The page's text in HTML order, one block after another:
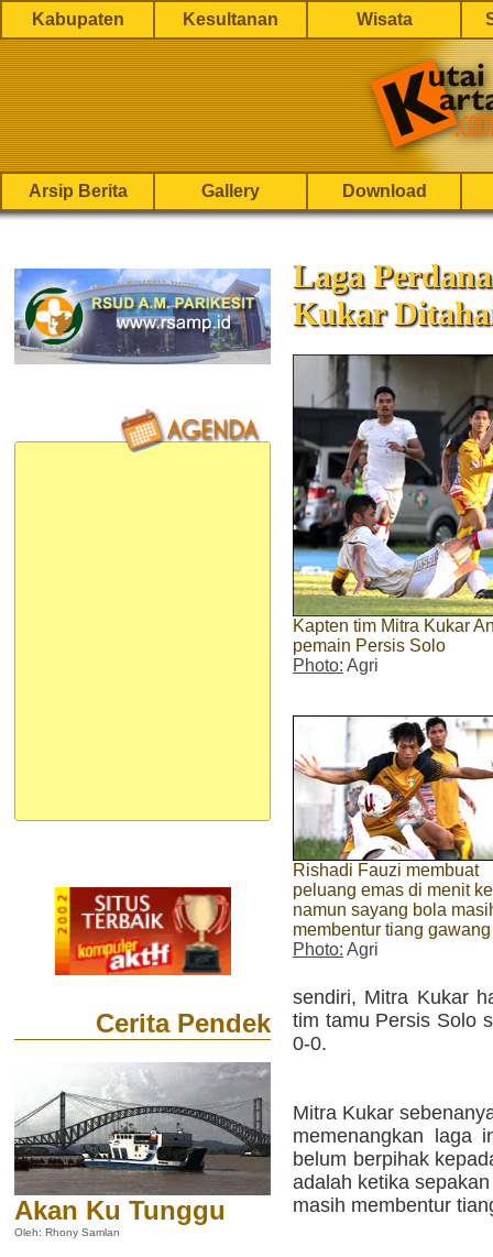
Kabupaten Kesultanan Wisata
Arsip Berita Gallery Download
Cerita Pendek
Akan Ku Tunggu
Oleh: Rhony Samlan
Laga
Kukar
Kapten tim Mitra Kukar
pemain Persis Solo
Photo: Agri
Rishadi Fauzi membuat
peluang emas di menit
namun sayang bola
membentur tiang gawang
Photo: Agri
sendiri, Mitra Kukar
tim tamu Persis Solo
0-0.
Mitra Kukar
memenangkan laga
belum berpihak
adalah ketika
masih membentur